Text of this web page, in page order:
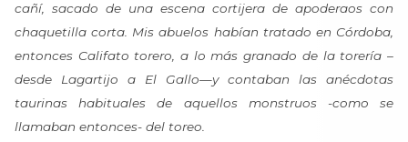
cañí, sacado de una escena cortijera de apoderaos con
chaquetilla corta. Mis abuelos habían tratado en Córdoba,
entonces Califato torero, a lo más granado de la torería –
desde Lagartijo a El Gallo—y contaban las anécdotas
taurinas habituales de aquellos monstruos -como se
llamaban entonces- del toreo.